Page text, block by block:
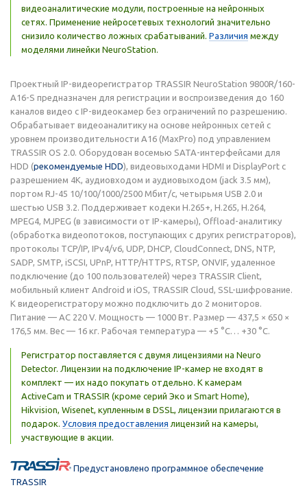
видеоаналитические модули, построенные на нейронных
сетях. Применение нейросетевых технологий значительно
снизило количество ложных срабатываний. Различия между
моделями линейки NeuroStation.
Проектный IP-видеорегистратор TRASSIR NeuroStation 9800R/160-
A16-S предназначен для регистрации и воспроизведения до 160
каналов видео с IP-видеокамер без ограничений по разрешению.
Обрабатывает видеоаналитику на основе нейронных сетей с
уровнем производительности A16 (MaxPro) под управлением
TRASSIR OS 2.0. Оборудован восемью SATA-интерфейсами для
HDD (рекомендуемые HDD), видеовыходами HDMI и DisplayPort с
разрешением 4К, аудиовходом и аудиовыходом (jack 3.5 мм),
портом RJ-45 10/100/1000/2500 Мбит/с, четырьмя USB 2.0 и
шестью USB 3.2. Поддерживает кодеки H.265+, H.265, H.264,
MPEG4, MJPEG (в зависимости от IP-камеры), Offload-аналитику
(обработка видеопотоков, поступающих с других регистраторов),
протоколы TCP/IP, IPv4/v6, UDP, DHCP, CloudConnect, DNS, NTP,
SADP, SMTP, iSCSI, UPnP, HTTP/HTTPS, RTSP, ONVIF, удаленное
подключение (до 100 пользователей) через TRASSIR Client,
мобильный клиент Android и iOS, TRASSIR Cloud, SSL-шифрование.
К видеорегистратору можно подключить до 2 мониторов.
Питание — AC 220 V. Мощность — 1000 Вт. Размер — 437,5 × 650 ×
176,5 мм. Вес — 16 кг. Рабочая температура — +5 °C… +30 °C.
Регистратор поставляется с двумя лицензиями на Neuro
Detector. Лицензии на подключение IP-камер не входят в
комплект — их надо покупать отдельно. К камерам
ActiveCam и TRASSIR (кроме серий Эко и Smart Home),
Hikvision, Wisenet, купленным в DSSL, лицензии прилагаются в
подарок. Условия предоставления лицензий на камеры,
участвующие в акции.
Предустановлено программное обеспечение
TRASSIR